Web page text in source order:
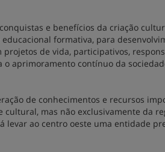
e benefícios da criação
formativa, para
de vida, participativos,
aprimoramento contínuo da
de conhecimentos e recursos
mas não exclusivamente da
levar ao centro oeste uma entidade